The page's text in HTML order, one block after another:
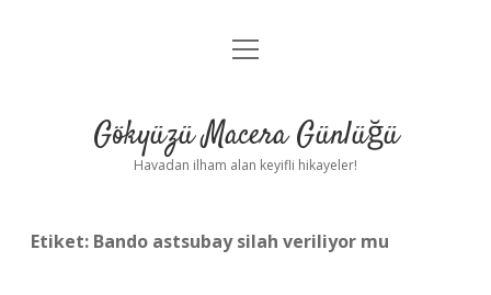
Anasayfa
Yasal Uyarı
menüyü
Gökyüzü Macera Günlüğü
Havadan ilham alan keyifli hikayeler!
Etiket: Bando astsubay silah veriliyor mu